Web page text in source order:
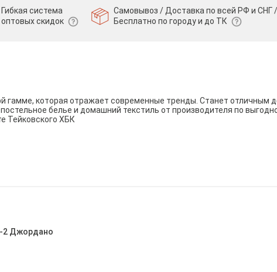
Гибкая система
оптовых скидок
Самовывоз / Доставка по всей РФ и СНГ /
Бесплатно по городу и до ТК
гамме, которая отражает современные тренды. Станет отличным
белье и домашний текстиль от производителя по
Тейковского ХБК
2 Джордано